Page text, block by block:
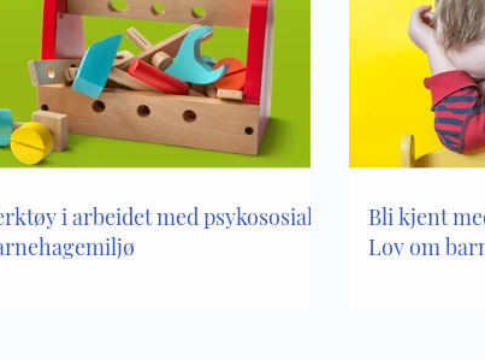
sosiale
Sosial kompetanse - del 2
i arbeidet med psykososialt
Bli kjent
Lov om